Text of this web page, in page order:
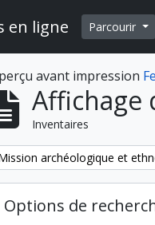
en ligne Parcourir
avant impression
Affichage
Inventaires
filter:
archéologique et
Options de